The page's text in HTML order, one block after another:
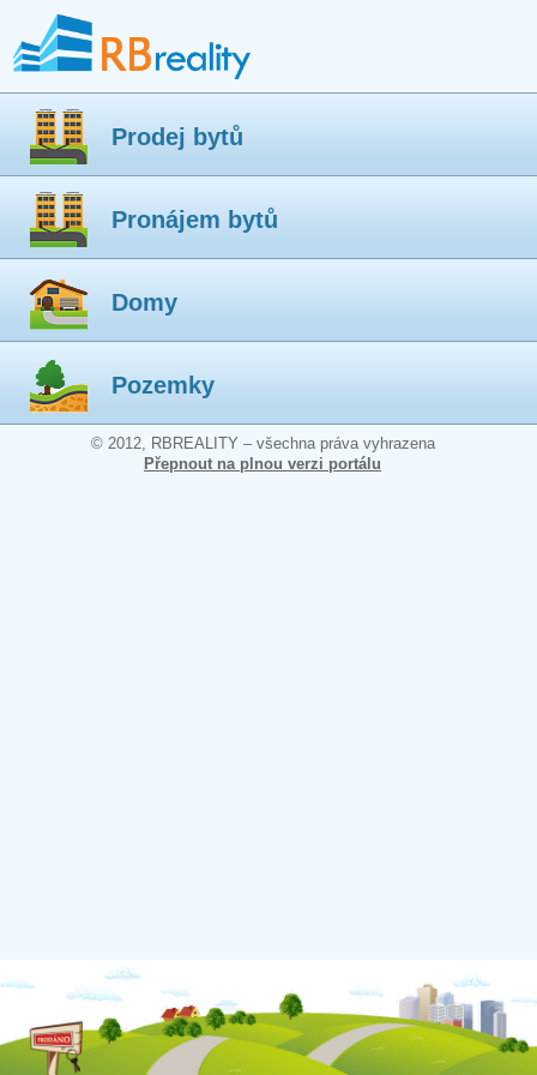
Prodej bytů
Pronájem bytů
Domy
Pozemky
© 2012, RBREALITY – všechna práva vyhrazena
Přepnout na plnou verzi portálu